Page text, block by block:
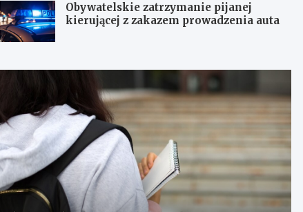
Obywatelskie zatrzymanie pijanej
kierującej z zakazem prowadzenia auta